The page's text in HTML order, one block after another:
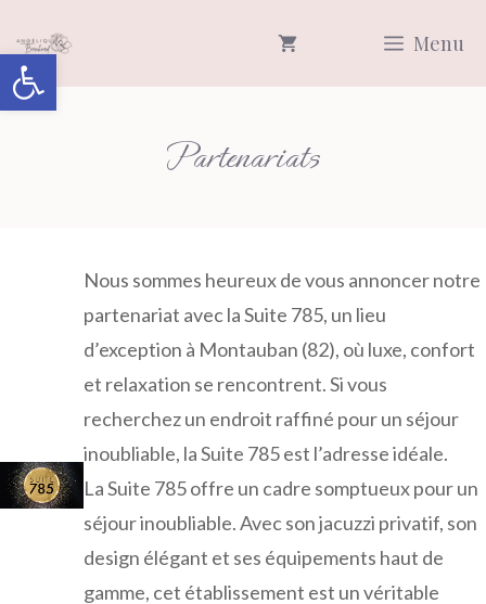
Ouvrir la barre d’outils
au
contenu
Menu
Partenariats
Nous sommes heureux de vous annoncer notre
partenariat avec la Suite 785, un lieu
d’exception à Montauban (82), où luxe, confort
et relaxation se rencontrent. Si vous
recherchez un endroit raffiné pour un séjour
inoubliable, la Suite 785 est l’adresse idéale.
La Suite 785 offre un cadre somptueux pour un
séjour inoubliable. Avec son jacuzzi privatif, son
design élégant et ses équipements haut de
gamme, cet établissement est un véritable